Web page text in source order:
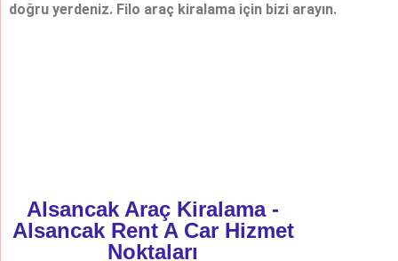
doğru yerdeniz. Filo araç kiralama için bizi arayın.
Alsancak Araç Kiralama -
Alsancak Rent A Car Hizmet
Noktaları